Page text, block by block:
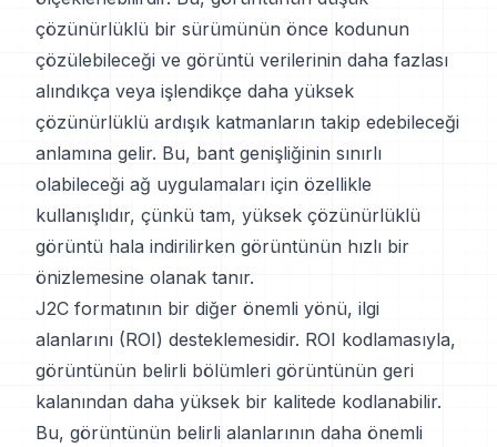
çözünürlüklü bir sürümünün önce kodunun
çözülebileceği ve görüntü verilerinin daha fazlası
alındıkça veya işlendikçe daha yüksek
çözünürlüklü ardışık katmanların takip edebileceği
anlamına gelir. Bu, bant genişliğinin sınırlı
olabileceği ağ uygulamaları için özellikle
kullanışlıdır, çünkü tam, yüksek çözünürlüklü
görüntü hala indirilirken görüntünün hızlı bir
önizlemesine olanak tanır.
J2C formatının bir diğer önemli yönü, ilgi
alanlarını (ROI) desteklemesidir. ROI kodlamasıyla,
görüntünün belirli bölümleri görüntünün geri
kalanından daha yüksek bir kalitede kodlanabilir.
Bu, görüntünün belirli alanlarının daha önemli